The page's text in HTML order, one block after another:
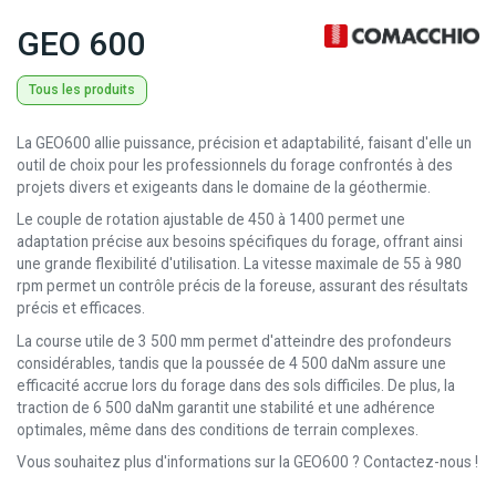
GEO 600
Tous les produits
La GEO600 allie puissance, précision et adaptabilité, faisant d'elle un
outil de choix pour les professionnels du forage confrontés à des
projets divers et exigeants dans le domaine de la géothermie.
Le couple de rotation ajustable de 450 à 1400 permet une
adaptation précise aux besoins spécifiques du forage, offrant ainsi
une grande flexibilité d'utilisation. La vitesse maximale de 55 à 980
rpm permet un contrôle précis de la foreuse, assurant des résultats
précis et efficaces.
La course utile de 3 500 mm permet d'atteindre des profondeurs
considérables, tandis que la poussée de 4 500 daNm assure une
efficacité accrue lors du forage dans des sols difficiles. De plus, la
traction de 6 500 daNm garantit une stabilité et une adhérence
optimales, même dans des conditions de terrain complexes.
Vous souhaitez plus d'informations sur la GEO600 ? Contactez-nous !